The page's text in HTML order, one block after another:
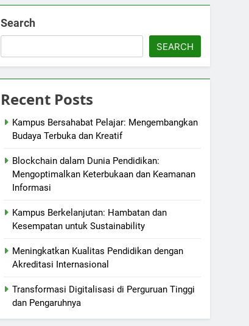
Search
SEARCH
Recent Posts
Kampus Bersahabat Pelajar: Mengembangkan
Budaya Terbuka dan Kreatif
Blockchain dalam Dunia Pendidikan:
Mengoptimalkan Keterbukaan dan Keamanan
Informasi
Kampus Berkelanjutan: Hambatan dan
Kesempatan untuk Sustainability
Meningkatkan Kualitas Pendidikan dengan
Akreditasi Internasional
Transformasi Digitalisasi di Perguruan Tinggi
dan Pengaruhnya